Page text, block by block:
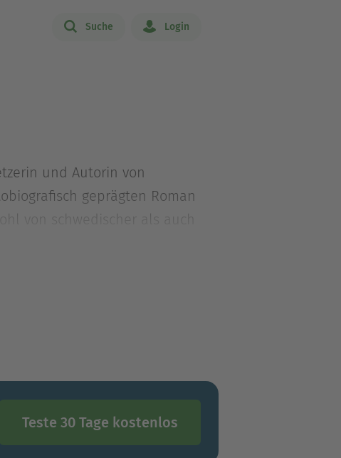
Suche Login
und Autorin von
geprägten Roman
von schwedischer als auch
Teste 30 Tage kostenlos